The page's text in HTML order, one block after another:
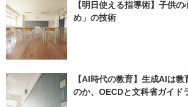
【明日使える指導術】子供
め」の技術
【AI時代の教育】生成AIは
のか、OECDと文科省ガイド